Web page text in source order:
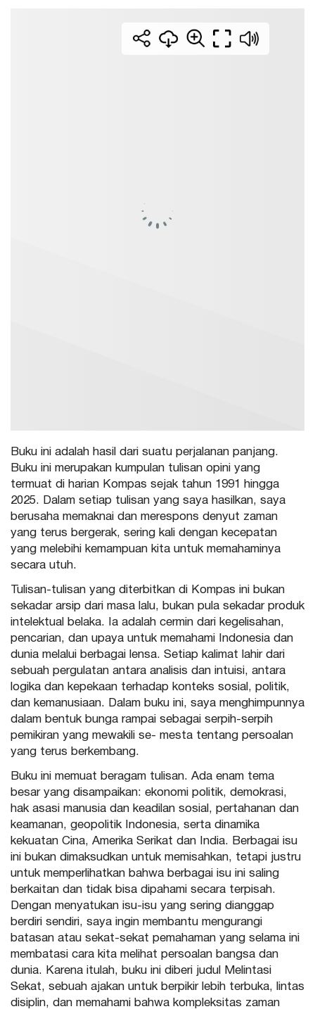
Buku ini adalah hasil dari suatu perjalanan panjang.
Buku ini merupakan kumpulan tulisan opini yang
termuat di harian Kompas sejak tahun 1991 hingga
2025. Dalam setiap tulisan yang saya hasilkan, saya
berusaha memaknai dan merespons denyut zaman
yang terus bergerak, sering kali dengan kecepatan
yang melebihi kemampuan kita untuk memahaminya
secara utuh.
Tulisan-tulisan yang diterbitkan di Kompas ini bukan
sekadar arsip dari masa lalu, bukan pula sekadar produk
intelektual belaka. Ia adalah cermin dari kegelisahan,
pencarian, dan upaya untuk memahami Indonesia dan
dunia melalui berbagai lensa. Setiap kalimat lahir dari
sebuah pergulatan antara analisis dan intuisi, antara
logika dan kepekaan terhadap konteks sosial, politik,
dan kemanusiaan. Dalam buku ini, saya menghimpunnya
dalam bentuk bunga rampai sebagai serpih-serpih
pemikiran yang mewakili se- mesta tentang persoalan
yang terus berkembang.
Buku ini memuat beragam tulisan. Ada enam tema
besar yang disampaikan: ekonomi politik, demokrasi,
hak asasi manusia dan keadilan sosial, pertahanan dan
keamanan, geopolitik Indonesia, serta dinamika
kekuatan Cina, Amerika Serikat dan India. Berbagai isu
ini bukan dimaksudkan untuk memisahkan, tetapi justru
untuk memperlihatkan bahwa berbagai isu ini saling
berkaitan dan tidak bisa dipahami secara terpisah.
Dengan menyatukan isu-isu yang sering dianggap
berdiri sendiri, saya ingin membantu mengurangi
batasan atau sekat-sekat pemahaman yang selama ini
membatasi cara kita melihat persoalan bangsa dan
dunia. Karena itulah, buku ini diberi judul Melintasi
Sekat, sebuah ajakan untuk berpikir lebih terbuka, lintas
disiplin, dan memahami bahwa kompleksitas zaman